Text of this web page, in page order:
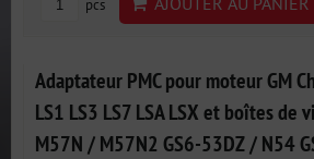
pcs
Adaptateur PMC pour moteur GM
LS1 LS3 LS7 LSA LSX et boîtes de
M57N / M57N2 GS6-53DZ / N54